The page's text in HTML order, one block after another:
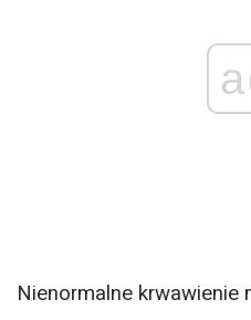
Nienormalne krwawienie